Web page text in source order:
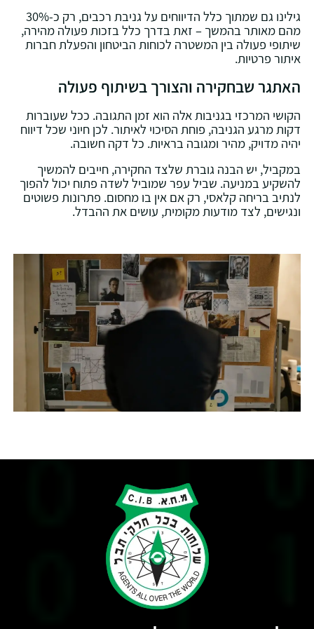
גילינו גם שמתוך כלל הדיווחים על גניבת רכבים, רק כ-30%
מהם מאותר בהמשך – זאת בדרך כלל בזכות פעולה מהירה,
שיתופי פעולה בין המשטרה לכוחות הביטחון והפעלת חברות
איתור פרטיות.
האתגר שבחקירה והצורך בשיתוף פעולה
הקושי המרכזי בגניבות אלה הוא זמן התגובה. ככל שעוברות
דקות מרגע הגניבה, פוחת הסיכוי לאיתור. לכן חיוני שכל דיווח
יהיה מדויק, מהיר ומגובה בראיות. כל דקה חשובה.
במקביל, יש הבנה גוברת שלצד החקירה, חייבים להמשיך
להשקיע במניעה. שביל עפר שמוביל לשדה פתוח יכול להפוך
לנתיב בריחה קלאסי, רק אם אין בו מחסום. פתרונות פשוטים
ונגישים, לצד מודעות מקומית, עושים את ההבדל.